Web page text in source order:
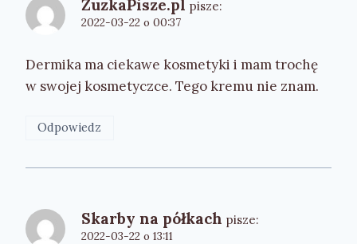
ZuzkaPisze.pl pisze:
2022-03-22 o 00:37
Dermika ma ciekawe kosmetyki i mam trochę
w swojej kosmetyczce. Tego kremu nie znam.
Odpowiedz
Skarby na półkach pisze:
2022-03-22 o 13:11